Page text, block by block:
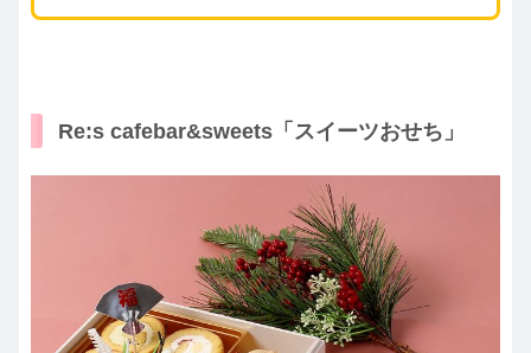
Re:s cafebar&sweets「スイーツおせち」